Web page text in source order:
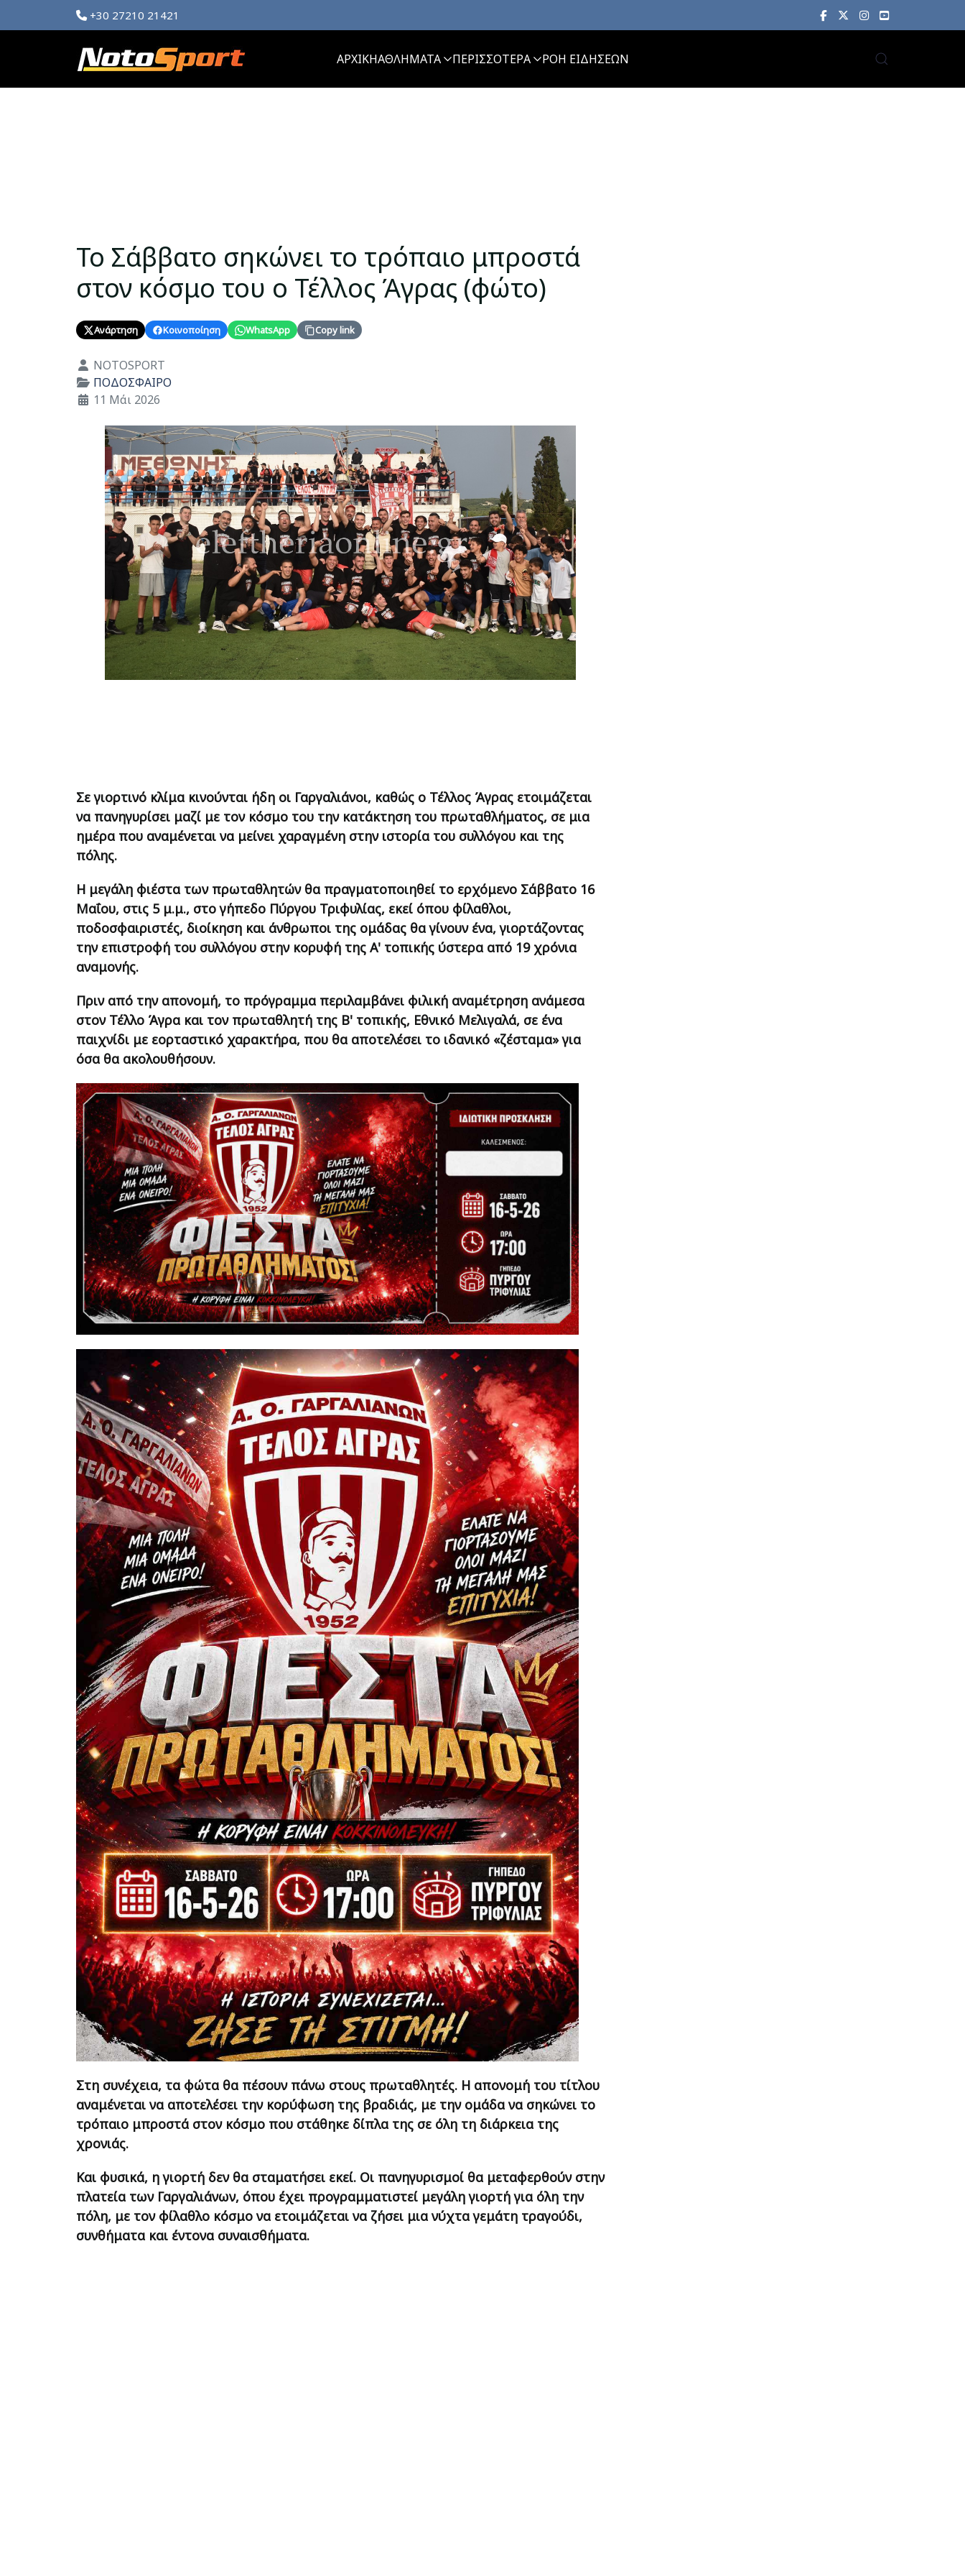
+30 27210 21421
ΑΡΧΙΚΗΑΘΛΗΜΑΤΑ ΠΕΡΙΣΣΟΤΕΡΑ ΡΟΗ ΕΙΔΗΣΕΩΝ
Το Σάββατο σηκώνει το τρόπαιο μπροστά
στον κόσμο του ο Τέλλος Άγρας (φώτο)
Ανάρτηση Κοινοποίηση WhatsApp Copy link
Λεπτομέρειες
NOTOSPORT
ΠΟΔΟΣΦΑΙΡΟ
11 Μάι 2026
Σε γιορτινό κλίμα κινούνται ήδη οι Γαργαλιάνοι, καθώς ο Τέλλος Άγρας ετοιμάζεται
να πανηγυρίσει μαζί με τον κόσμο του την κατάκτηση του πρωταθλήματος, σε μια
ημέρα που αναμένεται να μείνει χαραγμένη στην ιστορία του συλλόγου και της
πόλης.
Η μεγάλη φιέστα των πρωταθλητών θα πραγματοποιηθεί το ερχόμενο Σάββατο 16
Μαΐου, στις 5 μ.μ., στο γήπεδο Πύργου Τριφυλίας, εκεί όπου φίλαθλοι,
ποδοσφαιριστές, διοίκηση και άνθρωποι της ομάδας θα γίνουν ένα, γιορτάζοντας
την επιστροφή του συλλόγου στην κορυφή της Α' τοπικής ύστερα από 19 χρόνια
αναμονής.
Πριν από την απονομή, το πρόγραμμα περιλαμβάνει φιλική αναμέτρηση ανάμεσα
στον Τέλλο Άγρα και τον πρωταθλητή της Β' τοπικής, Εθνικό Μελιγαλά, σε ένα
παιχνίδι με εορταστικό χαρακτήρα, που θα αποτελέσει το ιδανικό «ζέσταμα» για
όσα θα ακολουθήσουν.
Στη συνέχεια, τα φώτα θα πέσουν πάνω στους πρωταθλητές. Η απονομή του τίτλου
αναμένεται να αποτελέσει την κορύφωση της βραδιάς, με την ομάδα να σηκώνει το
τρόπαιο μπροστά στον κόσμο που στάθηκε δίπλα της σε όλη τη διάρκεια της
χρονιάς.
Και φυσικά, η γιορτή δεν θα σταματήσει εκεί. Οι πανηγυρισμοί θα μεταφερθούν στην
πλατεία των Γαργαλιάνων, όπου έχει προγραμματιστεί μεγάλη γιορτή για όλη την
πόλη, με τον φίλαθλο κόσμο να ετοιμάζεται να ζήσει μια νύχτα γεμάτη τραγούδι,
συνθήματα και έντονα συναισθήματα.